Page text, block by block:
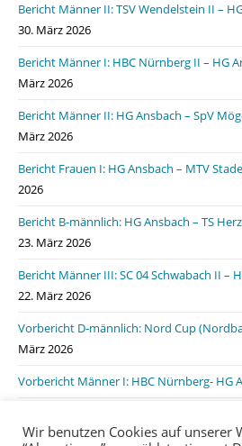
Bericht Männer II: TSV Wendelstein II –
30. März 2026
Bericht Männer I: HBC Nürnberg II – HG
März 2026
Bericht Männer II: HG Ansbach – SpV
März 2026
Bericht Frauen I: HG Ansbach – MTV
2026
Bericht B-männlich: HG Ansbach – TS
23. März 2026
Bericht Männer III: SC 04 Schwabach II –
22. März 2026
Vorbericht D-männlich: Nord Cup
März 2026
Vorbericht Männer I: HBC Nürnberg- HG
19. März 2026
Wir benutzen Cookies auf unserer